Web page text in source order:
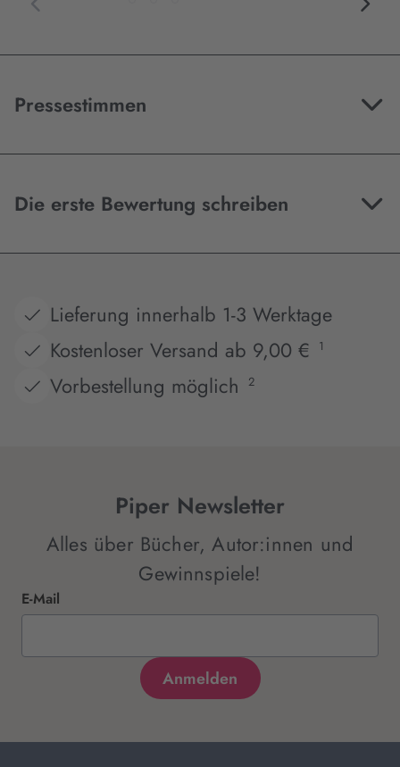
Pressestimmen
Die erste Bewertung schreiben
Lieferung innerhalb 1-3 Werktage
Kostenloser Versand ab 9,00 €
1
Vorbestellung möglich 2
Piper Newsletter
Alles über Bücher, Autor:innen und
Gewinnspiele!
E-Mail